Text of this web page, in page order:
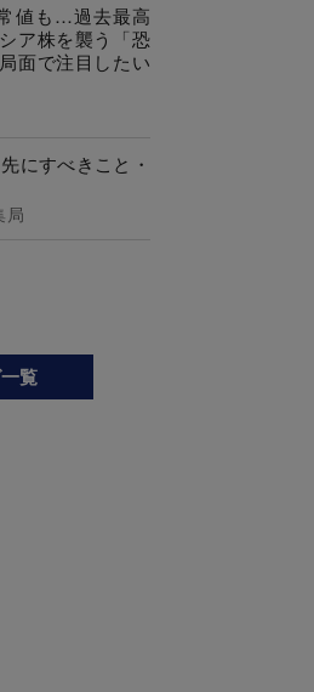
値も…過去最高
ア株を襲う「恐
面で注目したい
にすべきこと・
局
覧